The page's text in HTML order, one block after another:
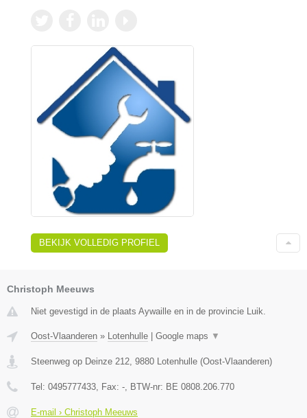
BEKIJK VOLLEDIG PROFIEL
Christoph Meeuws
Niet gevestigd in de plaats Aywaille en in de provincie Luik.
Oost-Vlaanderen » Lotenhulle | Google maps ▼
Steenweg op Deinze 212 9880 Lotenhulle (Oost-Vlaanderen)
Tel: 0495777433 , Fax: - , BTW-nr: BE 0808.206.770
E-mail › Christoph Meeuws